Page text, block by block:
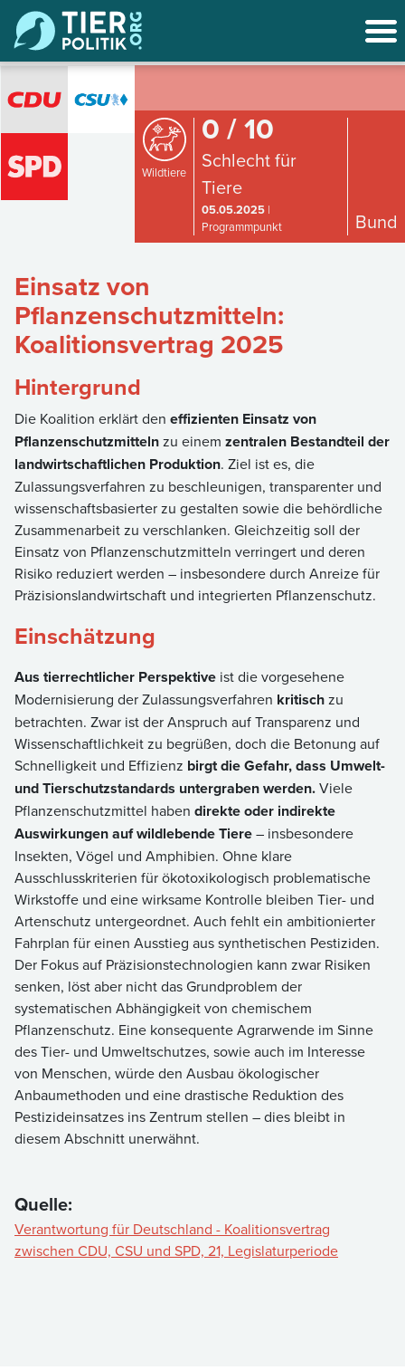
Wildtiere
0 / 10
Schlecht für
Tiere
05.05.2025 |
Programmpunkt
Bund
Einsatz von
Pflanzenschutzmitteln:
Koalitionsvertrag 2025
Hintergrund
Die Koalition erklärt den effizienten Einsatz von
Pflanzenschutzmittelnzu einem zentralen Bestandteil der
landwirtschaftlichen Produktion. Ziel ist es, die
Zulassungsverfahren zu beschleunigen, transparenter und
wissenschaftsbasierter zu gestalten sowie die behördliche
Zusammenarbeit zu verschlanken. Gleichzeitig soll der
Einsatz von Pflanzenschutzmitteln verringert und deren
Risiko reduziert werden – insbesondere durch Anreize für
Präzisionslandwirtschaft und integrierten Pflanzenschutz.
Einschätzung
Aus tierrechtlicher Perspektive ist die vorgesehene
Modernisierung der Zulassungsverfahren kritischzu
betrachten. Zwar ist der Anspruch auf Transparenz und
Wissenschaftlichkeit zu begrüßen, doch die Betonung auf
Schnelligkeit und Effizienz birgt die Gefahr, dass Umwelt-
und Tierschutzstandards untergraben werden.Viele
Pflanzenschutzmittel haben direkte oder indirekte
Auswirkungen auf wildlebende Tiere– insbesondere
Insekten, Vögel und Amphibien. Ohne klare
Ausschlusskriterien für ökotoxikologisch problematische
Wirkstoffe und eine wirksame Kontrolle bleiben Tier- und
Artenschutz untergeordnet. Auch fehlt ein ambitionierter
Fahrplan für einen Ausstieg aus synthetischen Pestiziden.
Der Fokus auf Präzisionstechnologien kann zwar Risiken
senken, löst aber nicht das Grundproblem der
systematischen Abhängigkeit von chemischem
Pflanzenschutz. Eine konsequente Agrarwende im Sinne
des Tier- und Umweltschutzes, sowie auch im Interesse
von Menschen, würde den Ausbau ökologischer
Anbaumethoden und eine drastische Reduktion des
Pestizideinsatzes ins Zentrum stellen – dies bleibt in
diesem Abschnitt unerwähnt.
Quelle:
Verantwortung für Deutschland - Koalitionsvertrag
zwischen CDU, CSU und SPD, 21, Legislaturperiode